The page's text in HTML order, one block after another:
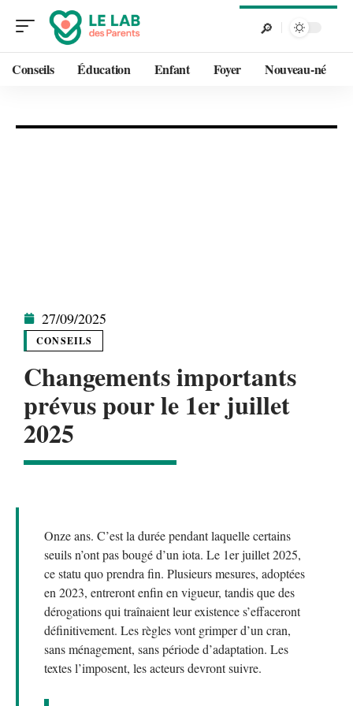
Conseils Éducation Enfant Foyer Nouveau-né
27/09/2025
CONSEILS
Changements importants
prévus pour le 1er juillet
2025
Onze ans. C’est la durée pendant laquelle certains
seuils n’ont pas bougé d’un iota. Le 1er juillet 2025,
ce statu quo prendra fin. Plusieurs mesures, adoptées
en 2023, entreront enfin en vigueur, tandis que des
dérogations qui traînaient leur existence s’effaceront
définitivement. Les règles vont grimper d’un cran,
sans ménagement, sans période d’adaptation. Les
textes l’imposent, les acteurs devront suivre.